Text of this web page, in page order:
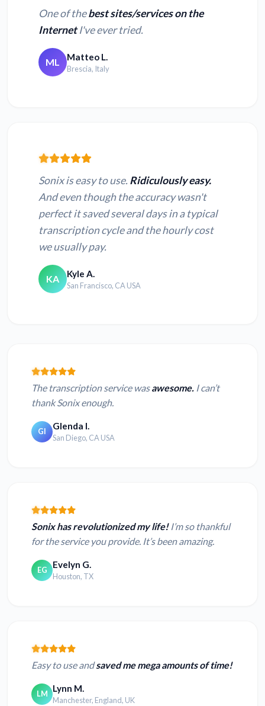
One of thebest sites/services on the
InternetI've ever tried.
ML Matteo L.
Brescia, Italy
Sonix is easy to use. Ridiculously easy.
And even though the accuracy wasn't
perfect it saved several days in a typical
transcription cycle and the hourly cost
we usually pay.
KA Kyle A.
San Francisco, CA USA
The transcription service wasawesome. I can’t
thank Sonix enough.
GI Glenda I.
San Diego, CA USA
Sonix has revolutionized my life!I’m so thankful
for the service you provide. It’s been amazing.
EG Evelyn G.
Houston, TX
Easy to use andsaved me mega amounts of time!
LM Lynn M.
Manchester, England, UK